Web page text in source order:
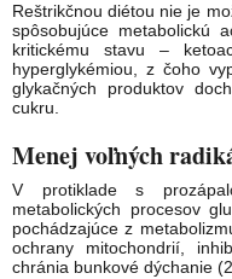
Reštrikčnou diétou nie je
spôsobujúce metabolickú
kritickému stavu –
hyperglykémiou, z čoho
glykačných produktov
cukru.
Menej voľných
V protiklade s
metabolických procesov
pochádzajúce z
ochrany mitochondrií,
chránia bunkové dýchanie